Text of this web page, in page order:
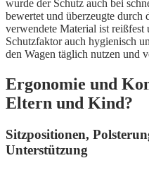
wurde der Schutz auch bei
bewertet und überzeugte durch
verwendete Material ist
Schutzfaktor auch hygienisch
den Wagen täglich nutzen und
Ergonomie und
Eltern und Kind?
Sitzpositionen,
Unterstützung